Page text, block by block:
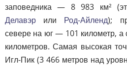
заповедника — 8 983 км²
Делавэр или Род-Айленд);
севере на юг — 101 километр, а
километров. Самая высокая
Игл-Пик (3 466 метров над